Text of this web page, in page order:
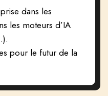
dans les
les moteurs d’IA
pour le futur de la